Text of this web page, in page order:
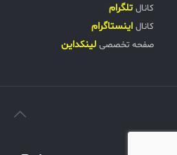
کانال تلگرام
کانال اینستاگرام
صفحه تخصصی لینکداین